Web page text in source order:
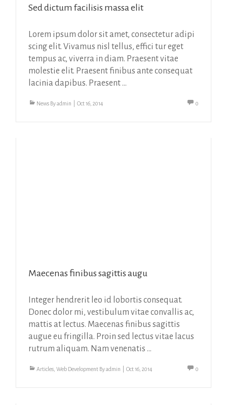
Sed dictum facilisis massa elit
Lorem ipsum dolor sit amet, consectetur adipi
scing elit. Vivamus nisl tellus, effici tur eget
tempus ac, viverra in diam. Praesent vitae
molestie elit. Praesent finibus ante consequat
lacinia dapibus. Praesent ...
0
News Byadmin Oct 16, 2014
Maecenas finibus sagittis augu
Integer hendrerit leo id lobortis consequat.
Donec dolor mi, vestibulum vitae convallis ac,
mattis at lectus. Maecenas finibus sagittis
augue eu fringilla. Proin sed lectus vitae lacus
rutrum aliquam. Nam venenatis ...
0
Articles Web Development Byadmin Oct 16, 2014